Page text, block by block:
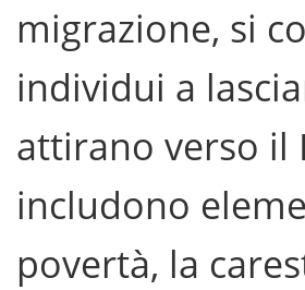
migrazione, si
individui a
attirano verso il
includono
povertà, la